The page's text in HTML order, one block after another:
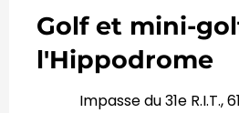
Golf et mini-
l'Hippodrome
Impasse du 31e R.I.T.,